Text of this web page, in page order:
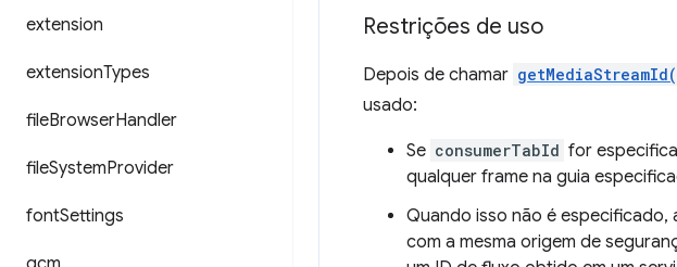
extension
extensionTypes
fileBrowserHandler
fileSystemProvider
fontSettings
Restrições de uso
Depois de chamar
usado:
Se consumerTabId for
qualquer frame na guia
Quando isso não é especificado,
com a mesma origem de